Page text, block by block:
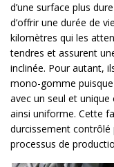
d’une surface plus
d’offrir une durée de
kilomètres qui les
tendres et assurent
inclinée. Pour autant,
mono-gomme
avec un seul et unique
ainsi uniforme. Cette
durcissement
processus de